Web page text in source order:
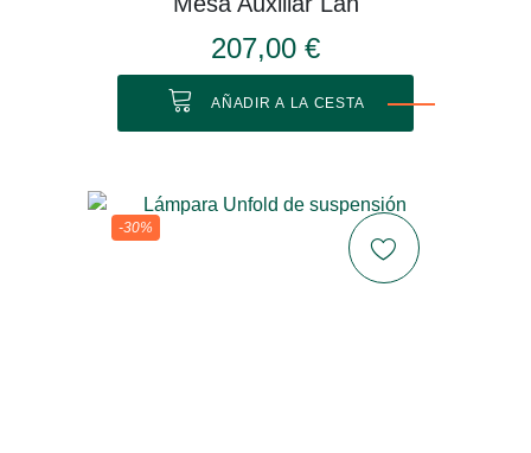
207,00 €
AÑADIR A LA CESTA
-30%